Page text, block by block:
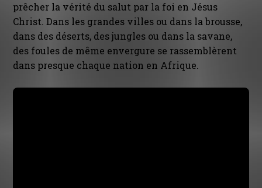
prêcher la vérité du salut par la foi en Jésus
Christ. Dans les grandes villes ou dans la brousse,
dans des déserts, des jungles ou dans la savane,
des foules de même envergure se rassemblèrent
dans presque chaque nation en Afrique.